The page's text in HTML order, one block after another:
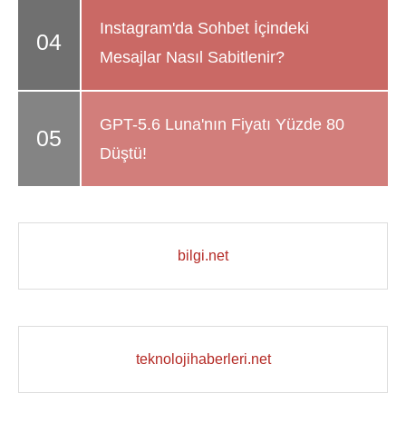
Instagram'da Sohbet İçindeki
Mesajlar Nasıl Sabitlenir?
GPT-5.6 Luna'nın Fiyatı Yüzde 80
Düştü!
bilgi.net
teknolojihaberleri.net